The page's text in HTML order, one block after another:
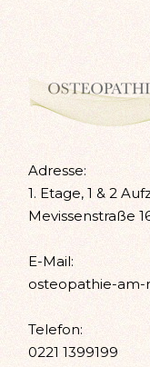
Adresse:
1. Etage, 1 & 2
Mevissenstraße
E-Mail:
osteopathie-am-
Telefon:
0221 1399199